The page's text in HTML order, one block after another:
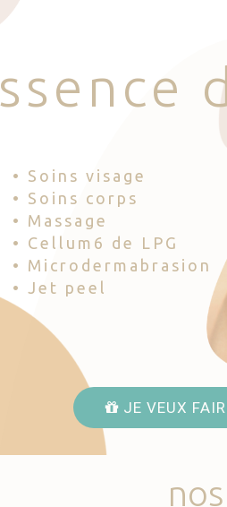
sse nce d
• Soins visage
• Soins corps
• Massage
• Cellum6 de LPG
• Microdermabrasion
• Jet peel
JE VEUX
nos